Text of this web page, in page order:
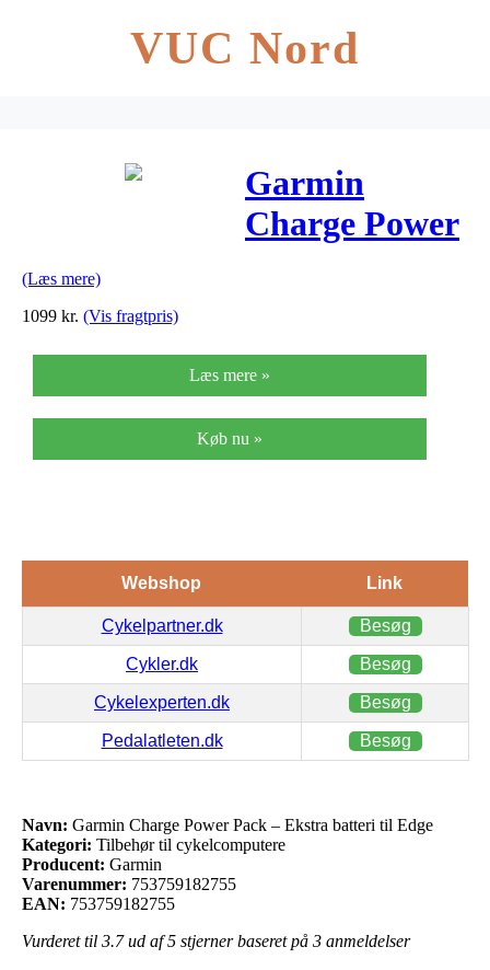
VUC Nord
Garmin
Charge Power
Edge
(Læs mere)
1099 kr. (Vis fragtpris)
Læs mere »
Køb nu »
Webshop Link
Cykelpartner.dk Besøg
Cykler.dk Besøg
Cykelexperten.dk Besøg
Pedalatleten.dk Besøg
Navn: Garmin Charge Power Pack – Ekstra batteri til Edge
Kategori: Tilbehør til cykelcomputere
Producent: Garmin
Varenummer: 753759182755
EAN: 753759182755
Vurderet til 3.7ud af 5 stjerner baseret på 3 anmeldelser